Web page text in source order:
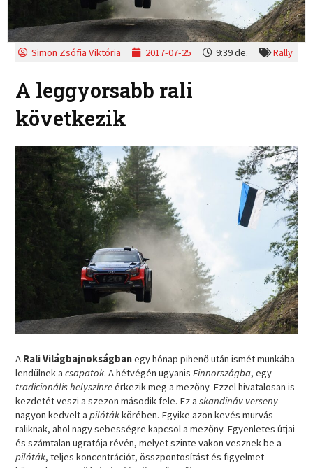
Simon Zsófia Viktória 2017-07-25 9:39 de. Rally
A leggyorsabb rali
következik
A Rali Világbajnokságbanegy hónap pihenő után ismét munkába
lendülnek acsapatok. A hétvégén ugyanisFinnországba, egy
tradicionális helyszínreérkezik meg a mezőny. Ezzel hivatalosan is
kezdetét veszi a szezon második fele. Ez askandináv verseny
nagyon kedvelt apilótákkörében. Egyike azon kevés murvás
raliknak, ahol nagy sebességre kapcsol a mezőny. Egyenletes útjai
és számtalan ugratója révén, melyet szinte vakon vesznek be a
pilóták, teljes koncentrációt, összpontosítást és figyelmet